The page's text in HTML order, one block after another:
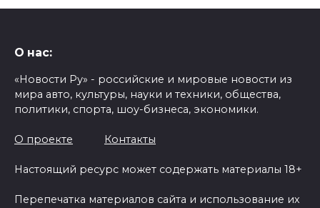
О нас:
«Новости Ру» - российские и мировые новости из
мира авто, культуры, науки и техники, общества,
политики, спорта, шоу-бизнеса, экономики.
О проекте Контакты
Настоящий ресурс может содержать материалы 18+
Перепечатка материалов сайта и использование их